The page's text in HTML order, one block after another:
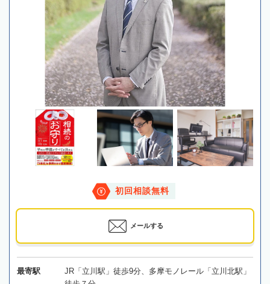
初回相談無料
メールする
最寄駅
JR「立川駅」徒歩9分、多摩モノレール「立川北駅」